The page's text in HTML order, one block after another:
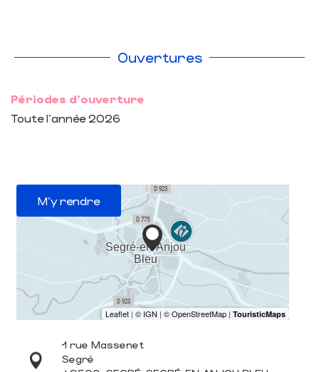
Ouvertures
Périodes d'ouverture
Toute l'année 2026
M'y rendre
1 rue Massenet
Segré